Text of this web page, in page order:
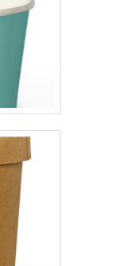
sua
para